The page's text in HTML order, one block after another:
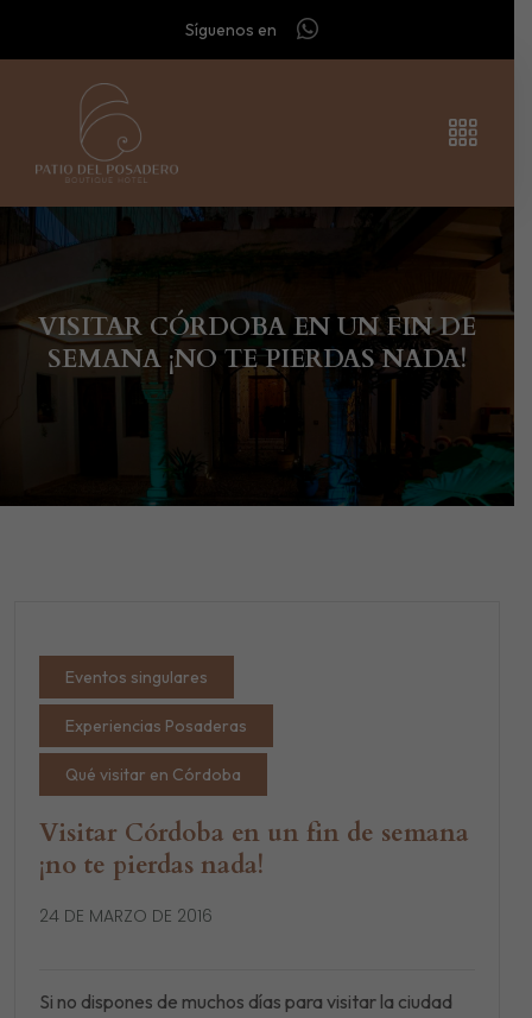
Síguenos en
VISITAR CÓRDOBA EN UN FIN DE
SEMANA ¡NO TE PIERDAS NADA!
Eventos singulares
Experiencias Posaderas
Qué visitar en Córdoba
Visitar Córdoba en un fin de semana
¡no te pierdas nada!
24 DE MARZO DE 2016
Si no dispones de muchos días para visitar la ciudad